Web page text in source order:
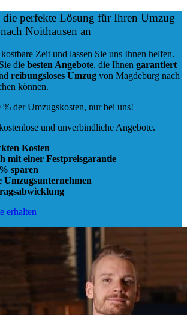
perfekte Lösung für Ihren Umzug
Noithausen an
Zeit und lassen Sie uns Ihnen helfen.
die besten Angebote, die Ihnen garantiert
reibungsloses Umzug von Magdeburg nach
können.
% der Umzugskosten, nur bei uns!
und unverbindliche Angebote.
Kosten
mit einer Festpreisgarantie
sparen
Umzugsunternehmen
erhalten